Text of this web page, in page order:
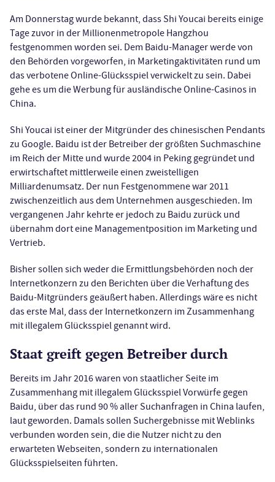
Am Donnerstag wurde bekannt, dass Shi Youcai bereits einige
Tage zuvor in der Millionenmetropole Hangzhou
festgenommen worden sei. Dem Baidu-Manager werde von
den Behörden vorgeworfen, in Marketingaktivitäten rund um
das verbotene Online-Glücksspiel verwickelt zu sein. Dabei
gehe es um die Werbung für ausländische Online-Casinos in
China.
Shi Youcai ist einer der Mitgründer des chinesischen Pendants
zu Google. Baidu ist der Betreiber der größten Suchmaschine
im Reich der Mitte und wurde 2004 in Peking gegründet und
erwirtschaftet mittlerweile einen zweistelligen
Milliardenumsatz. Der nun Festgenommene war 2011
zwischenzeitlich aus dem Unternehmen ausgeschieden. Im
vergangenen Jahr kehrte er jedoch zu Baidu zurück und
übernahm dort eine Managementposition im Marketing und
Vertrieb.
Bisher sollen sich weder die Ermittlungsbehörden noch der
Internetkonzern zu den Berichten über die Verhaftung des
Baidu-Mitgründers geäußert haben. Allerdings wäre es nicht
das erste Mal, dass der Internetkonzern im Zusammenhang
mit illegalem Glücksspiel genannt wird.
Staat greift gegen Betreiber durch
Bereits im Jahr 2016 waren von staatlicher Seite im
Zusammenhang mit illegalem Glücksspiel Vorwürfe gegen
Baidu, über das rund 90 % aller Suchanfragen in China laufen,
laut geworden. Damals sollen Suchergebnisse mit Weblinks
verbunden worden sein, die die Nutzer nicht zu den
erwarteten Webseiten, sondern zu internationalen
Glücksspielseiten führten.